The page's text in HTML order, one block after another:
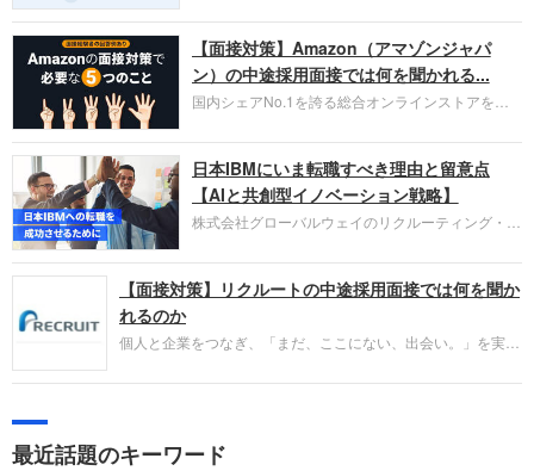
お勧めするイチオシ企業をご紹介します。今回はク
ラウド型CRMプラットフォームを提供する
HubSpot Japan（ハブスポット・ジャパン）株式会
社です。採用面接対策の企業研究にご活用くださ
い。
【面接対策】Amazon（アマゾンジャパ
ン）の中途採用面接では何を聞かれる...
国内シェアNo.1を誇る総合オンラインストアを運
圧倒的な存在感を持つAmazon。中途採用面接では
過去の具体的な業務成果やリーダーシップの発揮、
失敗からの学びが重視され、人間性やカルチャーフ
ィットも評価対象となり、長期的に成長できる仲間
であるかを多角的に審査されます。
日本IBMにいま転職すべき理由と留意点
【AIと共創型イノベーション戦略】
株式会社グローバルウェイのリクルーティング・パ
パーソンが利用する企業口コミサイト「キャリコ
ネ」の転職エージェントがお勧めするイチオシ企業
IBMです。採用面接対策の企業研究にご活用くださ
い。
【面接対策】リクルートの中途採用面接では何を聞か
れるのか
個人と企業をつなぎ、「まだ、ここにない、出会い。」を実現
やこれまでの成果を具体的に問われるほか、「人間性」も評価
しょう。
最近話題のキーワード